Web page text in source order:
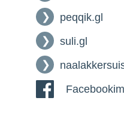
peqqik.gl
suli.gl